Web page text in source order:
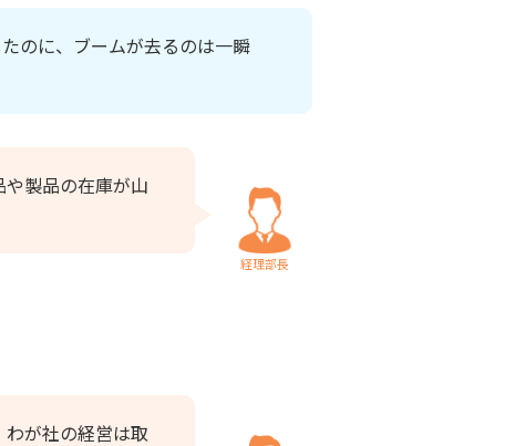
のに、ブームが去るのは一瞬
製品の在庫が山
経理部長
が社の経営は取